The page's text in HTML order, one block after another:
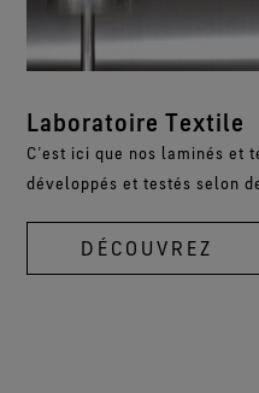
Laboratoire Textile
C’est ici que nos laminés et
développés et testés selon
DÉCOUVREZ